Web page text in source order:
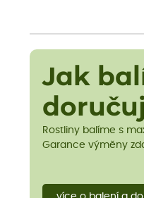
Jak
Rostliny balíme s
Garance výměny